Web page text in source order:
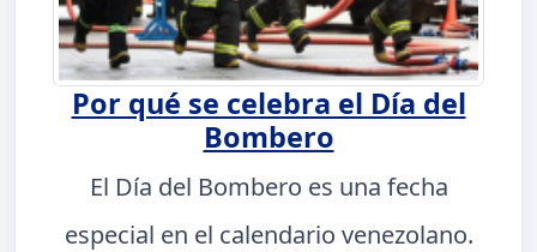
Por qué se celebra el Día del
Bombero
El Día del Bombero es una fecha
especial en el calendario venezolano.